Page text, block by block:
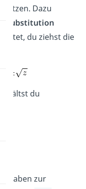
ersetzen. Dazu
Resubstitution
du ziehst die
erhältst du
zur